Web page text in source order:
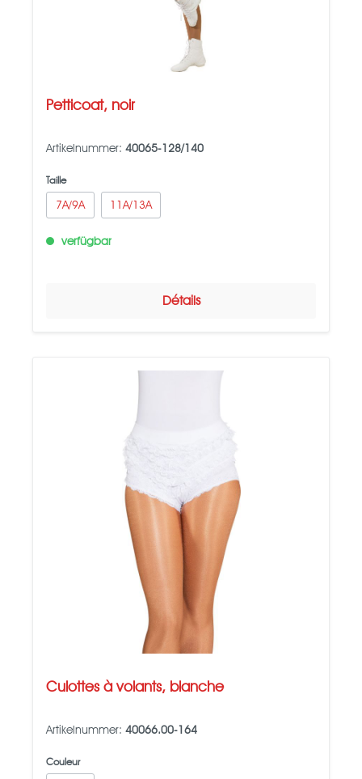
Petticoat, noir
Artikelnummer: 40065-128/140
Taille
7A/9A 11A/13A
verfügbar
Détails
Culottes à volants, blanche
Artikelnummer: 40066.00-164
Couleur